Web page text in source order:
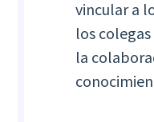
vincular a
los
la